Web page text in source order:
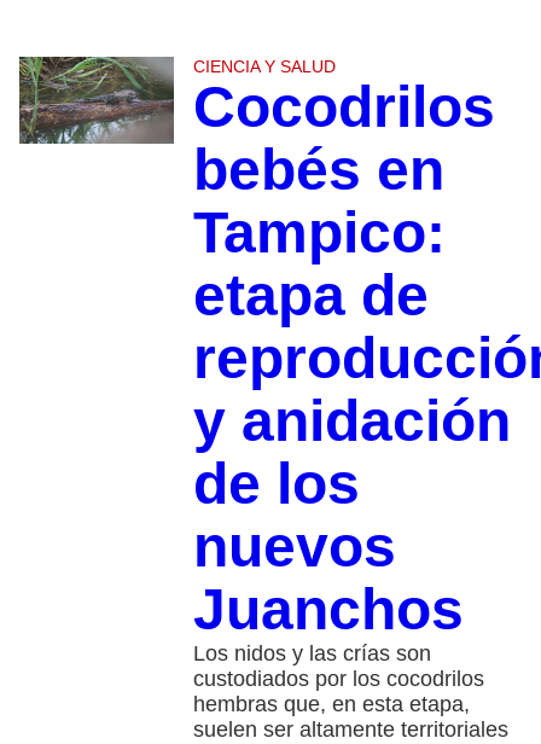
CIENCIA Y SALUD
Cocodrilos
bebés en
Tampico:
etapa de
y anidación
de los
nuevos
Juanchos
Los nidos y las crías son
custodiados por los cocodrilos
hembras que, en esta etapa,
suelen ser altamente territoriales